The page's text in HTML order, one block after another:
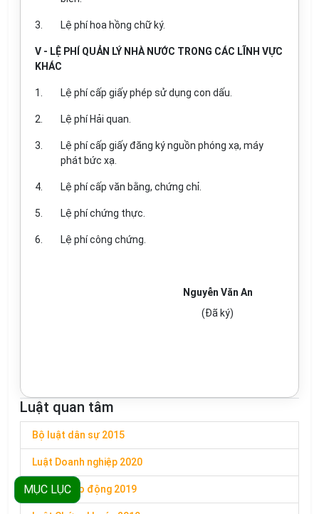
3. Lệ phí hoa hồng chữ ký.
V - LỆ PHÍ QUẢN LÝ NHÀ NƯỚC TRONG CÁC LĨNH VỰC
KHÁC
1. Lệ phí cấp giấy phép sử dụng con dấu.
2. Lệ phí Hải quan.
3.
Lệ phí cấp giấy đăng ký nguồn phóng xạ, máy
phát bức xạ.
4. Lệ phí cấp văn bằng, chứng chỉ.
5. Lệ phí chứng thực.
6. Lệ phí công chứng.
Nguyễn Văn An
(Đã ký)
Luật quan tâm
Bộ luật dân sự 2015
Luật Doanh nghiệp 2020
Bộ luật Lao động 2019
MỤC LỤC